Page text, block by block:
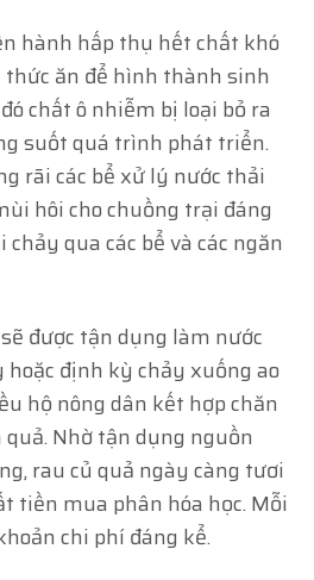
hành hấp thụ hết chất khó
ăn để hình thành sinh
chất ô nhiễm bị loại bỏ ra
suốt quá trình phát triển.
rãi các bể xử lý nước thải
hôi cho chuồng trại đáng
qua các bể và các ngăn
được tận dụng làm nước
hoặc định kỳ chảy xuống ao
hộ nông dân kết hợp chăn
Nhờ tận dụng nguồn
rau củ quả ngày càng tươi
tiền mua phân hóa học. Mỗi
chi phí đáng kể.